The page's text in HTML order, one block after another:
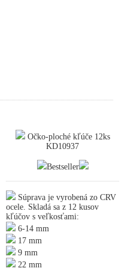
Očko-ploché kľúče 12ks
KD10937
Bestseller
Súprava je vyrobená zo CRV
ocele. Skladá sa z 12 kusov
kľúčov s veľkosťami:
6-14 mm
17 mm
9 mm
22 mm